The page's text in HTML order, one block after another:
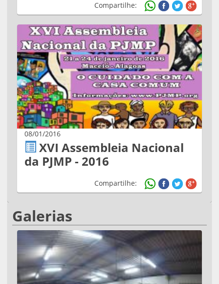
Compartilhe:
08/01/2016
XVI Assembleia Nacional
da PJMP - 2016
Compartilhe:
Galerias